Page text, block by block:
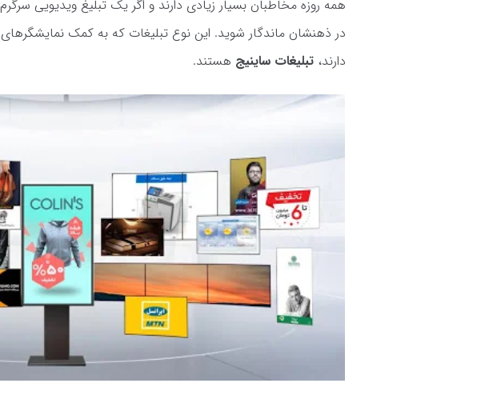
همه روزه مخاطبان بسیار زیادی دارند و اگر یک تبلیغ ویدیویی
در ذهنشان ماندگار شوید. این نوع تبلیغات که به کمک
دارند،تبلیغات ساینیج هستند.